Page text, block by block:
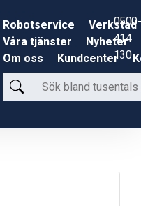
Robotservice
Verkstad
Våra tjänster
Nyheter
Om oss
Kundcenter
Sök
bland
produkter
0500-
414
130